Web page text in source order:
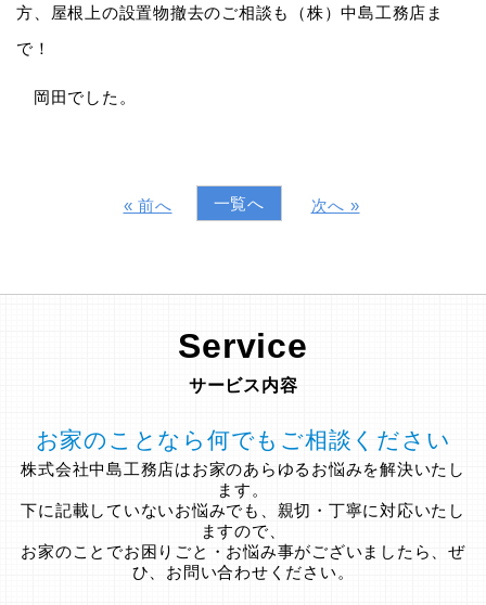
方、屋根上の設置物撤去のご相談も（株）中島工務店ま
で！
岡田でした。
« 前へ 一覧へ 次へ »
Service
サービス内容
お家のことなら何でもご相談ください
株式会社中島工務店はお家のあらゆるお悩みを解決いたし
ます。
下に記載していないお悩みでも、親切・丁寧に対応いたし
ますので、
お家のことでお困りごと・お悩み事がございましたら、ぜ
ひ、お問い合わせください。